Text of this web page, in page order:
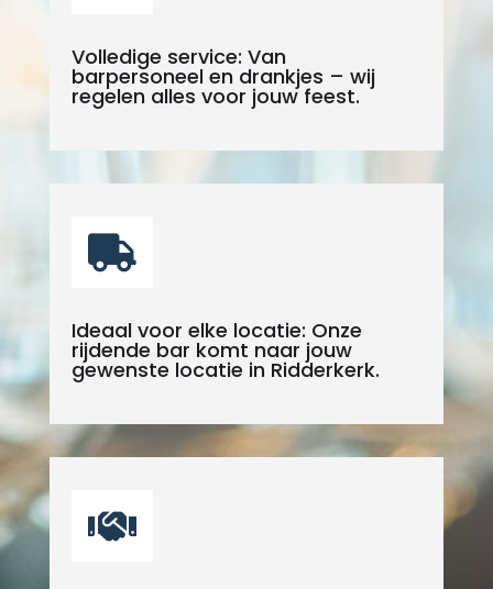
Volledige service: Van
barpersoneel en drankjes – wij
regelen alles voor jouw feest.

Ideaal voor elke locatie: Onze
rijdende bar komt naar jouw
gewenste locatie in Ridderkerk.
